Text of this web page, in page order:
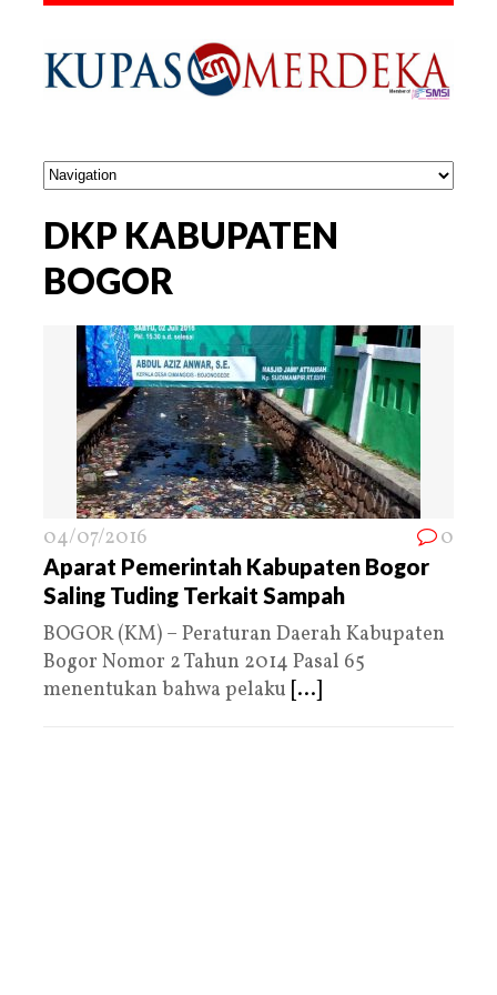
DKP KABUPATEN
BOGOR
04/07/2016 0
Aparat Pemerintah Kabupaten Bogor
Saling Tuding Terkait Sampah
BOGOR (KM) – Peraturan Daerah Kabupaten
Bogor Nomor 2 Tahun 2014 Pasal 65
menentukan bahwa pelaku [...]